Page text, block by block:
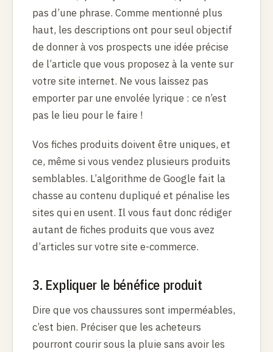
pas d’une phrase. Comme mentionné plus
haut, les descriptions ont pour seul objectif
de donner à vos prospects une idée précise
de l’article que vous proposez à la vente sur
votre site internet. Ne vous laissez pas
emporter par une envolée lyrique : ce n’est
pas le lieu pour le faire !
Vos fiches produits doivent être uniques, et
ce, même si vous vendez plusieurs produits
semblables. L’algorithme de Google fait la
chasse au contenu dupliqué et pénalise les
sites qui en usent. Il vous faut donc rédiger
autant de fiches produits que vous avez
d’articles sur votre site e-commerce.
3. Expliquer le bénéfice produit
Dire que vos chaussures sont imperméables,
c’est bien. Préciser que les acheteurs
pourront courir sous la pluie sans avoir les